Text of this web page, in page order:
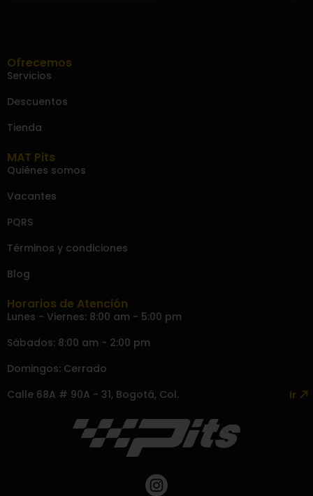
Ofrecemos
Servicios
Descuentos
Tienda
MAT Pits
Quiénes somos
Vacantes
PQRS
Términos y condiciones
Blog
Horarios de Atención
Lunes - Viernes: 8:00 am - 5:00 pm
Sábados: 8:00 am - 2:00 pm
Domingos: Cerrado
Calle 68A # 90A - 31, Bogotá, Col.